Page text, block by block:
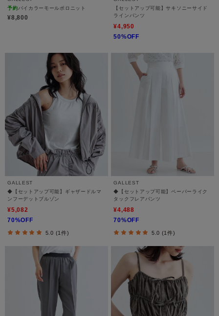
予約バイカラーモールポロニット
¥8,800
【セットアップ可能】サキソニーサイド
ラインパンツ
¥4,950
50%OFF
GALLEST
◆【セットアップ可能】ギャザードルマ
ンフーデットブルゾン
¥5,082
70%OFF
5.0 (1件)
GALLEST
◆【セットアップ可能】ペーパーライク
タックフレアパンツ
¥4,488
70%OFF
5.0 (1件)